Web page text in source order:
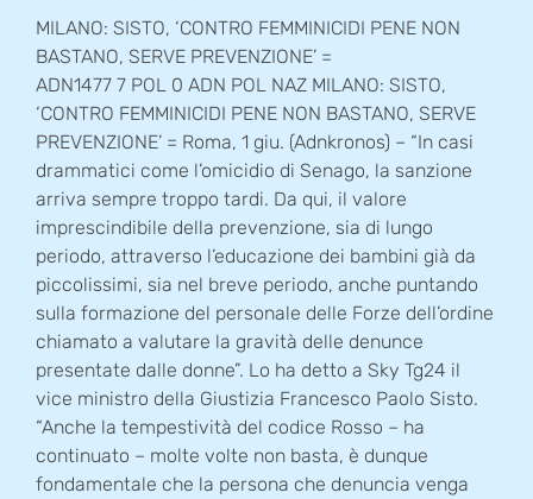
MILANO: SISTO, ‘CONTRO FEMMINICIDI PENE NON
BASTANO, SERVE PREVENZIONE’ =
ADN1477 7 POL 0 ADN POL NAZ MILANO: SISTO,
‘CONTRO FEMMINICIDI PENE NON BASTANO, SERVE
PREVENZIONE’ = Roma, 1 giu. (Adnkronos) – “In casi
drammatici come l’omicidio di Senago, la sanzione
arriva sempre troppo tardi. Da qui, il valore
imprescindibile della prevenzione, sia di lungo
periodo, attraverso l’educazione dei bambini già da
piccolissimi, sia nel breve periodo, anche puntando
sulla formazione del personale delle Forze dell’ordine
chiamato a valutare la gravità delle denunce
presentate dalle donne”. Lo ha detto a Sky Tg24 il
vice ministro della Giustizia Francesco Paolo Sisto.
“Anche la tempestività del codice Rosso – ha
continuato – molte volte non basta, è dunque
fondamentale che la persona che denuncia venga